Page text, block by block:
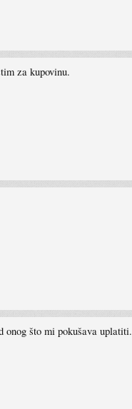
za kupovinu.
što mi pokušava uplatiti.